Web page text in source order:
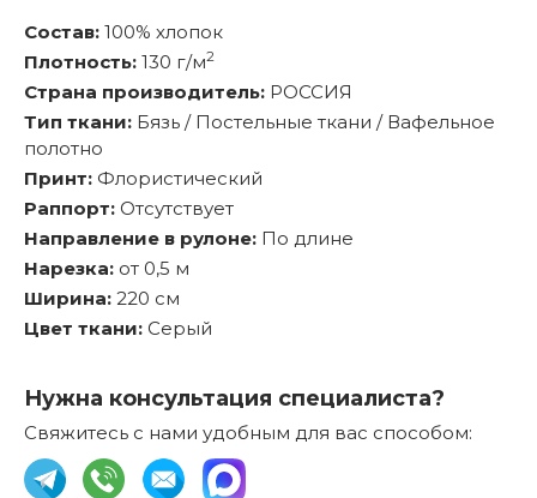
Состав: 100% хлопок
Плотность: 130 г/м2
Страна производитель: РОССИЯ
Тип ткани: Бязь / Постельные ткани / Вафельное
полотно
Принт: Флористический
Раппорт: Отсутствует
Направление в рулоне: По длине
Нарезка: от 0,5 м
Ширина: 220 см
Цвет ткани: Серый
Нужна консультация специалиста?
Свяжитесь с нами удобным для вас способом: